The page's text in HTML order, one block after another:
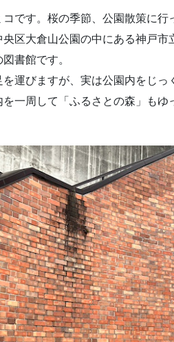
です。桜の季節、 公園散策に行
区大倉山公園の中にある神戸市
書館です。
運びますが、実は公園内をじっ
一周して「ふるさとの森」も